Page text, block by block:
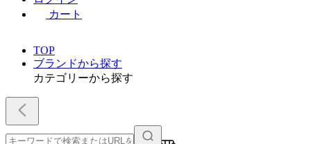
カート
TOP
ブランドから探す
カテゴリーから探す